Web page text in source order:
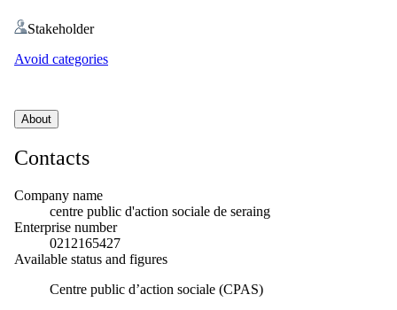
Stakeholder
Avoid categories
About
Contacts
Company name
centre public d'action sociale de seraing
Enterprise number
0212165427
Available status and figures
Centre public d’action sociale (CPAS)